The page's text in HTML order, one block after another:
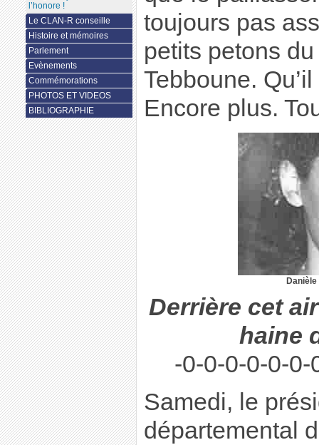
toujours pas
petits petons
Tebboune.
Encore plus.
Danièle
Derrière cet
haine
-0-0-0-0-0-0-
Samedi, le
départemental
l’honore !
Le CLAN-R conseille
Histoire et mémoires
Parlement
Evènements
Commémorations
PHOTOS ET VIDEOS
BIBLIOGRAPHIE